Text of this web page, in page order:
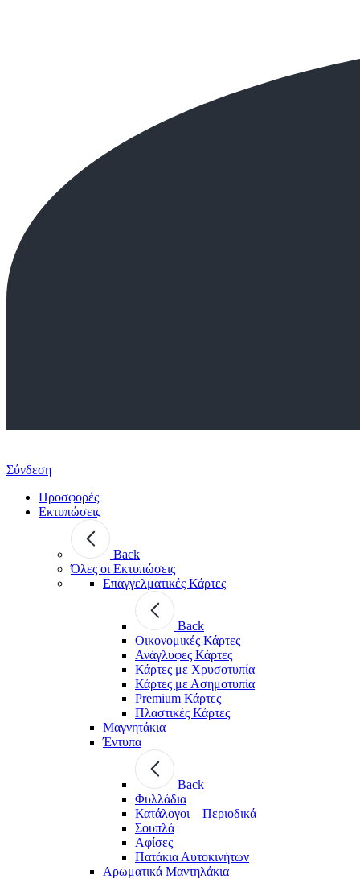
Σύνδεση
Προσφορές
Εκτυπώσεις
Back
Όλες οι Εκτυπώσεις
Επαγγελματικές Κάρτες
Back
Οικονομικές Κάρτες
Ανάγλυφες Κάρτες
Κάρτες με Χρυσοτυπία
Κάρτες με Ασημοτυπία
Premium Κάρτες
Πλαστικές Κάρτες
Μαγνητάκια
Έντυπα
Back
Φυλλάδια
Κατάλογοι – Περιοδικά
Σουπλά
Αφίσες
Πατάκια Αυτοκινήτων
Αρωματικά Μαντηλάκια